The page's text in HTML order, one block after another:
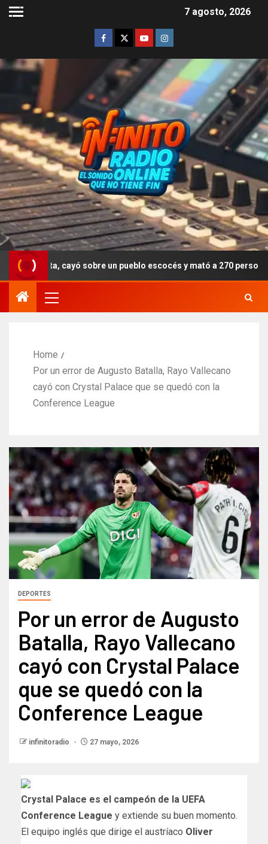
7 agosto, 2026
cayó sobre un pueblo escocés y mató a 270 personas
Home
Por un error de Augusto Batalla, Rayo Vallecano
cayó con Crystal Palace que se quedó con la
Conference League
DEPORTES
Por un error de Augusto
Batalla, Rayo Vallecano
cayó con Crystal Palace
que se quedó con la
Conference League
infinitoradio 27 mayo, 2026
Crystal Palace es el campeón de la UEFA
Conference League y extiende su buen momento.
El equipo inglés que dirige el austríaco Oliver